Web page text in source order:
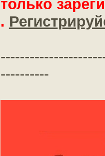
только
.
----------